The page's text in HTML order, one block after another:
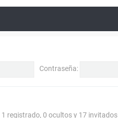
Contraseña:
registrado, 0 ocultos y 17